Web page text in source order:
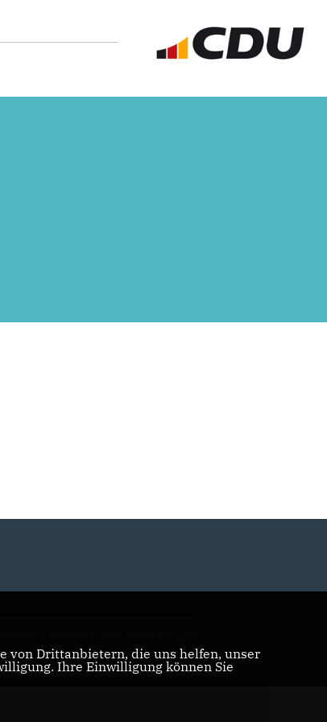
von Drittanbietern, die uns helfen, unser
Ihre Einwilligung können Sie